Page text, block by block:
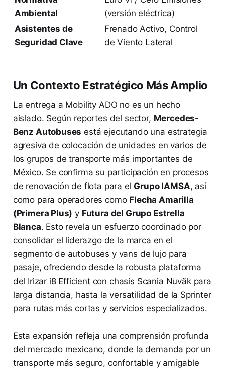
Ambiental
(versión eléctrica)
Asistentes de
Seguridad Clave
Frenado Activo, Control
de Viento Lateral
Un Contexto Estratégico Más Amplio
La entrega a Mobility ADO no es un hecho
aislado. Según reportes del sector, Mercedes-
Benz Autobuses está ejecutando una estrategia
agresiva de colocación de unidades en varios de
los grupos de transporte más importantes de
México. Se confirma su participación en procesos
de renovación de flota para el Grupo IAMSA, así
como para operadores como Flecha Amarilla
(Primera Plus) y Futura del Grupo Estrella
Blanca. Esto revela un esfuerzo coordinado por
consolidar el liderazgo de la marca en el
segmento de autobuses y vans de lujo para
pasaje, ofreciendo desde la robusta plataforma
del Irizar i8 Efficient con chasis Scania Nuväk para
larga distancia, hasta la versatilidad de la Sprinter
para rutas más cortas y servicios especializados.
Esta expansión refleja una comprensión profunda
del mercado mexicano, donde la demanda por un
transporte más seguro, confortable y amigable